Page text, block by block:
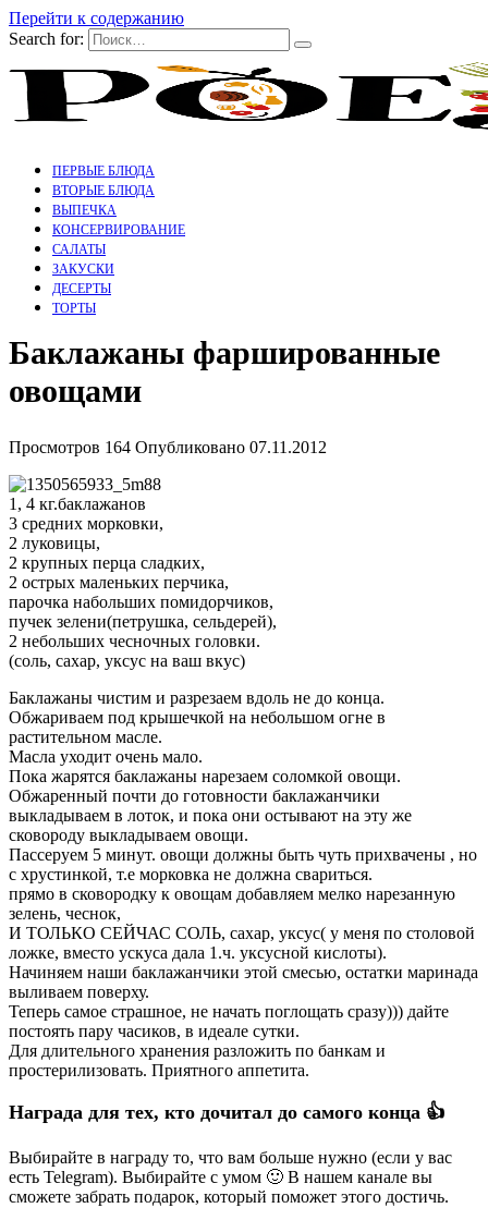
Перейти к содержанию
Search for:
ПЕРВЫЕ БЛЮДА
ВТОРЫЕ БЛЮДА
ВЫПЕЧКА
КОНСЕРВИРОВАНИЕ
САЛАТЫ
ЗАКУСКИ
ДЕСЕРТЫ
ТОРТЫ
Баклажаны фаршированные
овощами
Просмотров 164 Опубликовано 07.11.2012
1, 4 кг.баклажанов
3 средних морковки,
2 луковицы,
2 крупных перца сладких,
2 острых маленьких перчика,
парочка набольших помидорчиков,
пучек зелени(петрушка, сельдерей),
2 небольших чесночных головки.
(соль, сахар, уксус на ваш вкус)
Баклажаны чистим и разрезаем вдоль не до конца.
Обжариваем под крышечкой на небольшом огне в
растительном масле.
Масла уходит очень мало.
Пока жарятся баклажаны нарезаем соломкой овощи.
Обжаренный почти до готовности баклажанчики
выкладываем в лоток, и пока они остывают на эту же
сковороду выкладываем овощи.
Пассеруем 5 минут. овощи должны быть чуть прихвачены , но
с хрустинкой, т.е морковка не должна свариться.
прямо в сковородку к овощам добавляем мелко нарезанную
зелень, чеснок,
И ТОЛЬКО СЕЙЧАС СОЛЬ, сахар, уксус( у меня по столовой
ложке, вместо ускуса дала 1.ч. уксусной кислоты).
Начиняем наши баклажанчики этой смесью, остатки маринада
выливаем поверху.
Теперь самое страшное, не начать поглощать сразу))) дайте
постоять пару часиков, в идеале сутки.
Для длительного хранения разложить по банкам и
простерилизовать. Приятного аппетита.
Награда для тех, кто дочитал до самого конца 👍
Выбирайте в награду то, что вам больше нужно (если у вас
есть Telegram). Выбирайте с умом 🙂 В нашем канале вы
сможете забрать подарок, который поможет этого достичь.